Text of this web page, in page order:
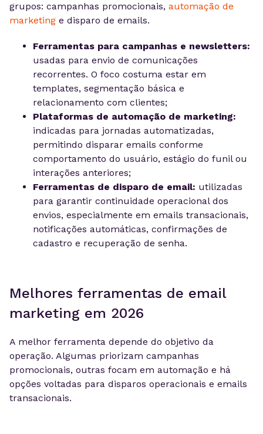
grupos: campanhas promocionais, automação de
marketing e disparo de emails.
Ferramentas para campanhas e newsletters:
usadas para envio de comunicações
recorrentes. O foco costuma estar em
templates, segmentação básica e
relacionamento com clientes;
Plataformas de automação de marketing:
indicadas para jornadas automatizadas,
permitindo disparar emails conforme
comportamento do usuário, estágio do funil ou
interações anteriores;
Ferramentas de disparo de email: utilizadas
para garantir continuidade operacional dos
envios, especialmente em emails transacionais,
notificações automáticas, confirmações de
cadastro e recuperação de senha.
Melhores ferramentas de email
marketing em 2026
A melhor ferramenta depende do objetivo da
operação. Algumas priorizam campanhas
promocionais, outras focam em automação e há
opções voltadas para disparos operacionais e emails
transacionais.